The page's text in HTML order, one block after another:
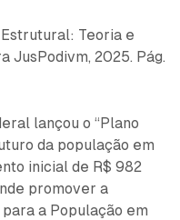
Teoria e
JusPodivm, 2025. Pág.
lançou o “Plano
da população em
inicial de R$ 982
promover a
a População em